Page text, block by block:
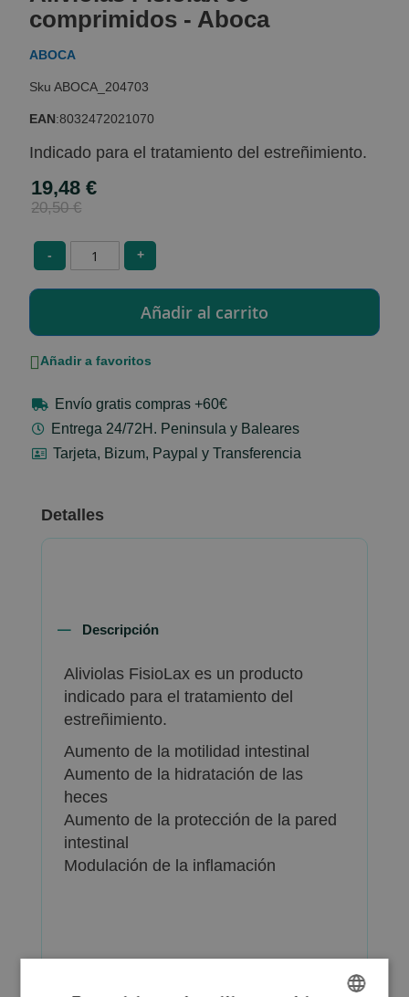
beginning
of
the
gallery
comprimidos - Aboca
ABOCA
ABOCA_204703
EAN:8032472021070
Indicado para el tratamiento del estreñimiento.
Special
Price
19,48 €
20,50 €
- +
Añadir a favoritos
Envío gratis compras +60€
Entrega 24/72H. Peninsula y Baleares
Tarjeta, Bizum, Paypal y Transferencia
Detalles
Descripción
Aliviolas FisioLax es un producto
indicado para el tratamiento del
estreñimiento.
Aumento de la motilidad intestinal
Aumento de la hidratación de las
heces
Aumento de la protección de la pared
intestinal
Modulación de la inflamación